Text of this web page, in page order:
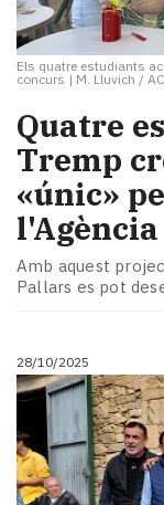
Els quatre estudiants
concurs | M. Lluvich /
Quatre
Tremp
«únic»
Amb aquest
Pallars es pot
28/10/2025